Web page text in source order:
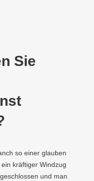
Sie
so einer glauben
kräftiger Windzug
und man